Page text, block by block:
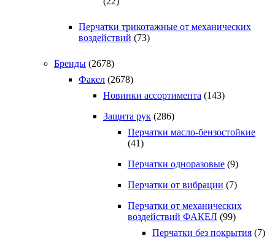
Перчатки трикотажные от механических
воздействий (73)
Бренды (2678)
Факел (2678)
Новинки ассортимента (143)
Защита рук (286)
Перчатки масло-бензостойкие
(41)
Перчатки одноразовые (9)
Перчатки от вибрации (7)
Перчатки от механических
воздействий ФАКЕЛ (99)
Перчатки без покрытия (7)